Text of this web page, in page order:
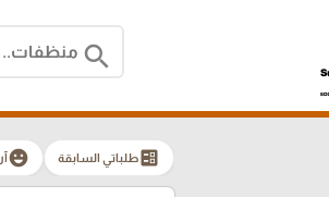
search
ballotطلباتي السابقة emoji_emotions